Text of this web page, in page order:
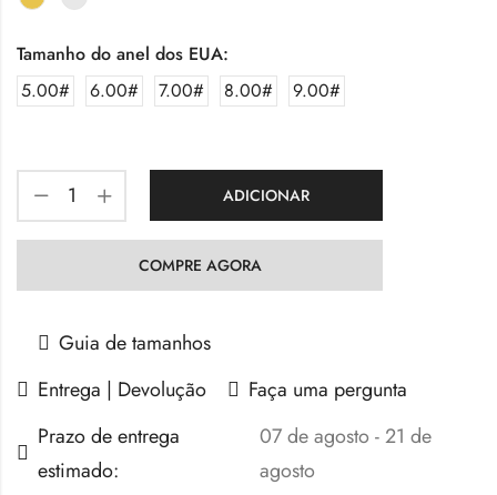
Tamanho do anel dos EUA:
5.00#
6.00# 7.00# 8.00# 9.00#
ADICIONAR
COMPRE AGORA
Guia de tamanhos
Entrega | Devolução
Faça uma pergunta
Prazo de entrega
estimado:
07 de agosto - 21 de
agosto